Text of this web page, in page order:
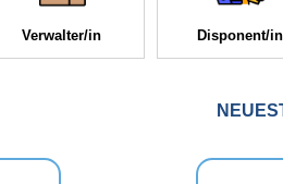
Verwalter/in Disponent/in